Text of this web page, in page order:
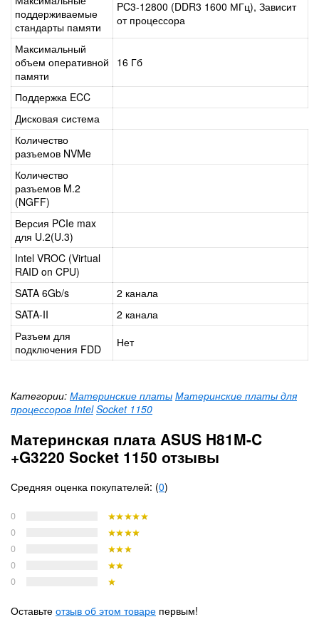
поддерживаемые
стандарты памяти
PC3-12800 (DDR3 1600 МГц), Зависит
от процессора
Максимальный
объем оперативной
памяти
16 Гб
Поддержка ECC
Дисковая система
Количество
разъемов NVMe
Количество
разъемов M.2
(NGFF)
Версия PCIe max
для U.2(U.3)
Intel VROC (Virtual
RAID on CPU)
SATA 6Gb/s
2 канала
SATA-II
2 канала
Разъем для
подключения FDD
Нет
Категории: Материнские платы Материнские платы для
процессоров Intel Socket 1150
Материнская плата ASUS H81M-C
+G3220 Socket 1150 отзывы
Средняя оценка покупателей: (0)
0
0
0
0
0
Оставьте отзыв об этом товаре первым!